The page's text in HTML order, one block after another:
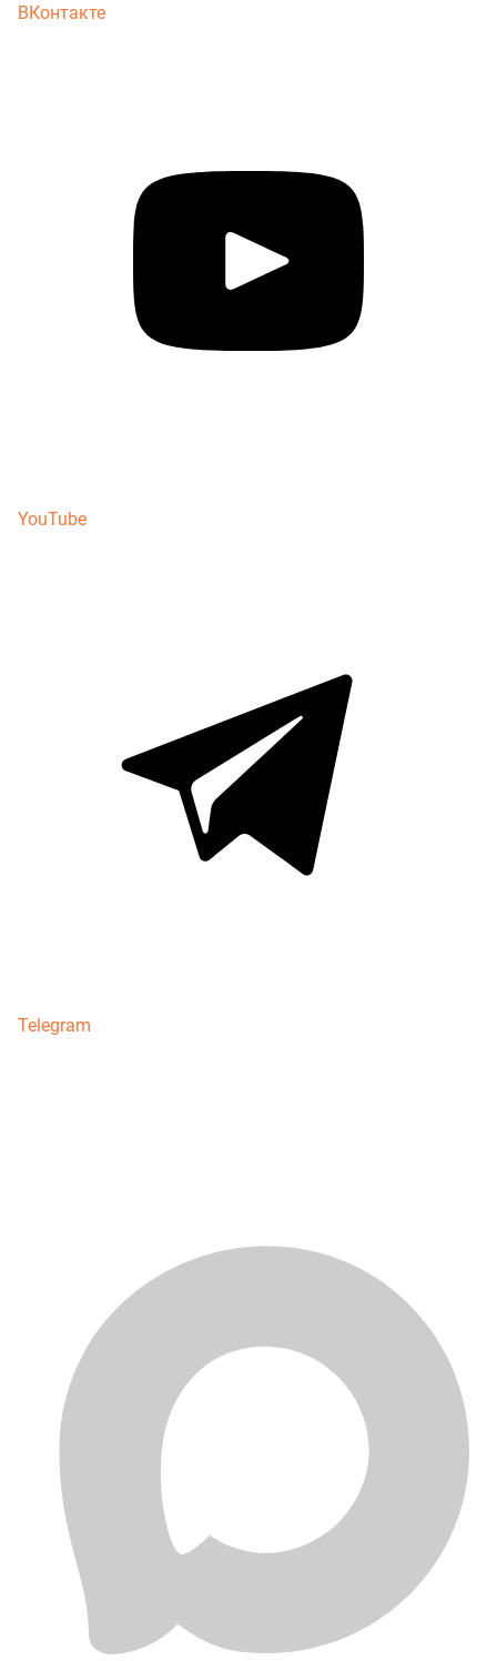
ВКонтакте
YouTube
Telegram